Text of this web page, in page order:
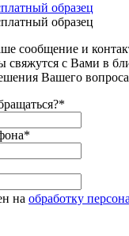
образец
образец
сообщение и
свяжутся с Вами в
Вашего
*
*
на обработку